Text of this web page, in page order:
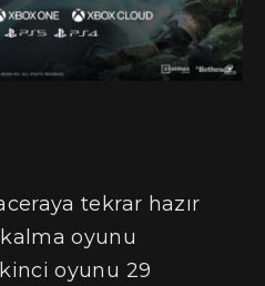
tekrar hazır
oyunu
oyunu 29